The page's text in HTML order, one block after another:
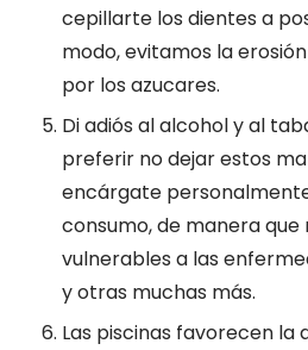
cepillarte los dientes a
modo, evitamos la
por los azucares.
Di adiós al alcohol y al
preferir no dejar estos
encárgate
consumo, de manera que
vulnerables a las
y otras muchas más.
Las piscinas favorecen la